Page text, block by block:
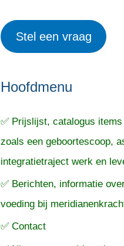
e
n
e
k
a
r
:
Stel een vraag
Hoofdmenu
✅ Prijslijst, catalogus
zoals een geboortescoop,
integratietraject werk en
✅ Berichten, informatie
voeding bij
✅ Contact
p
n